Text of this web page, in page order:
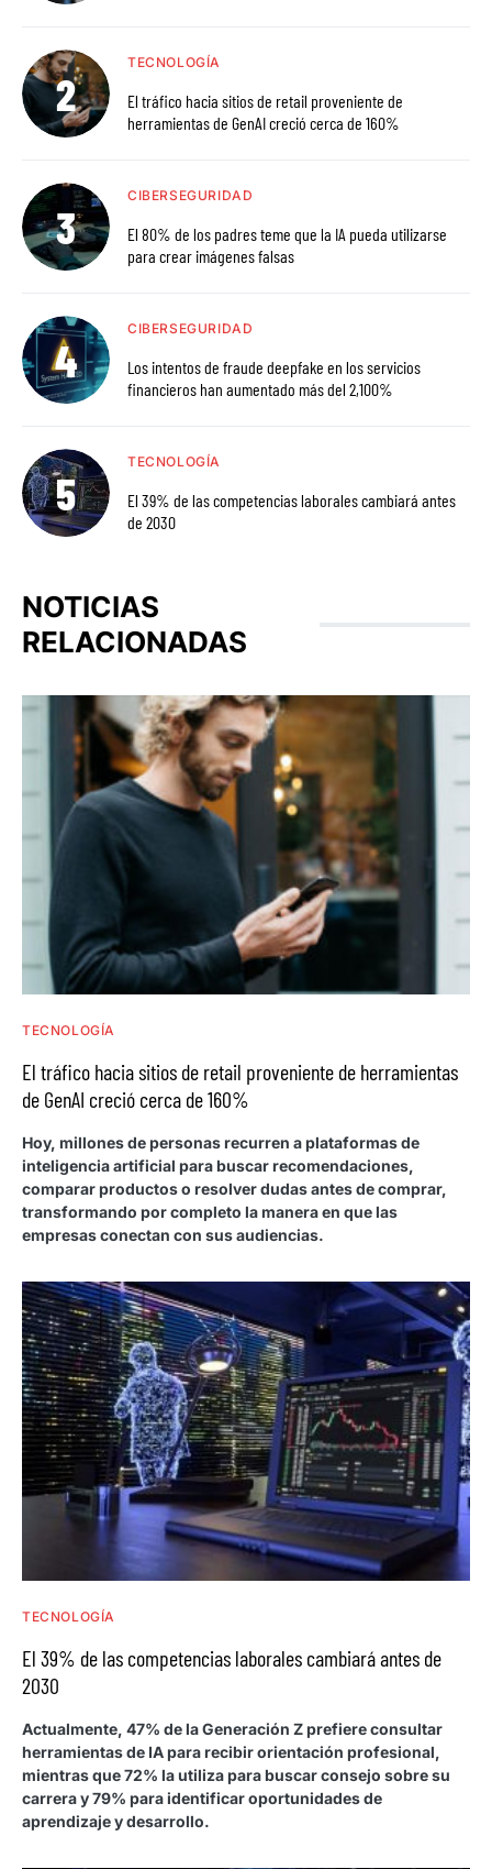
TECNOLOGÍA
El tráfico hacia sitios de retail proveniente de
herramientas de GenAI creció cerca de 160%
CIBERSEGURIDAD
El 80% de los padres teme que la IA pueda utilizarse
para crear imágenes falsas
CIBERSEGURIDAD
Los intentos de fraude deepfake en los servicios
financieros han aumentado más del 2,100%
TECNOLOGÍA
El 39% de las competencias laborales cambiará antes
de 2030
NOTICIAS
RELACIONADAS
TECNOLOGÍA
El tráfico hacia sitios de retail proveniente de herramientas
de GenAI creció cerca de 160%
Hoy, millones de personas recurren a plataformas de
inteligencia artificial para buscar recomendaciones,
comparar productos o resolver dudas antes de comprar,
transformando por completo la manera en que las
empresas conectan con sus audiencias.
TECNOLOGÍA
El 39% de las competencias laborales cambiará antes de
2030
Actualmente, 47% de la Generación Z prefiere consultar
herramientas de IA para recibir orientación profesional,
mientras que 72% la utiliza para buscar consejo sobre su
carrera y 79% para identificar oportunidades de
aprendizaje y desarrollo.